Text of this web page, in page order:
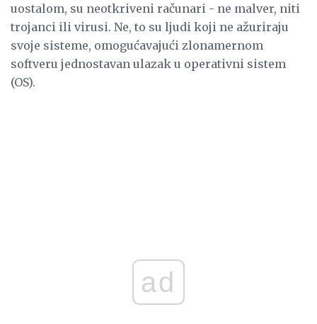
uostalom, su neotkriveni računari - ne malver, niti
trojanci ili virusi. Ne, to su ljudi koji ne ažuriraju
svoje sisteme, omogućavajući zlonamernom
softveru jednostavan ulazak u operativni sistem
(OS).
ad